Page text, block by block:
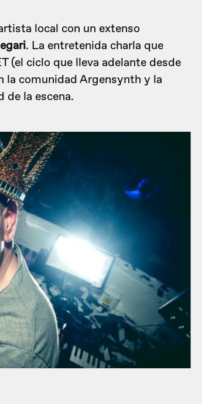
local con un extenso
. La entretenida charla que
(el ciclo que lleva adelante desde
la comunidad Argensynth y la
de la escena.